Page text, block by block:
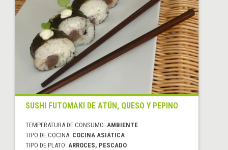
SUSHI FUTOMAKI DE ATÚN, QUESO Y PEPINO
TEMPERATURA DE CONSUMO: AMBIENTE
TIPO DE COCINA: COCINA ASIÁTICA
TIPO DE PLATO: ARROCES, PESCADO